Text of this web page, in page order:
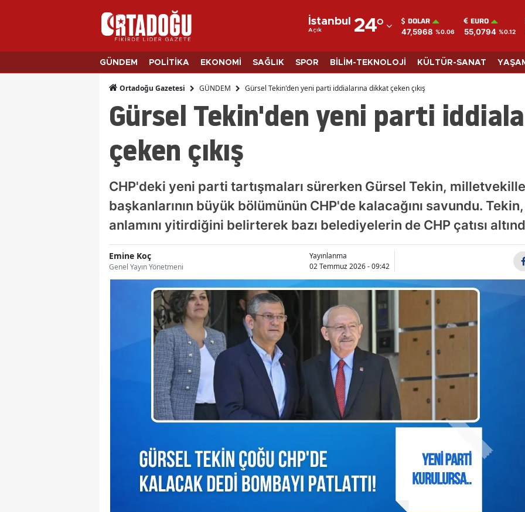
İstanbul
Açık 24°
Adana
Adıyaman
Afyonkarahisar
Amasya
Antalya
Artvin
Aydın
Balıkesir
Bitlis
Bolu
Burdur
Bursa
Çanakkale
Çorum
Denizli
DOLAR
47,5968 %0.06
EURO
55,0794 %0.12
GÜNDEM POLİTİKA EKONOMİ SAĞLIK SPOR BİLİM-TEKNOLOJİ KÜLTÜR-SANAT
Ortadoğu Gazetesi GÜNDEM Gürsel Tekin'den yeni parti iddialarına dikkat çeken çıkış
Gürsel Tekin'den yeni parti
çeken çıkış
CHP'deki yeni parti tartışmaları sürerken Gürsel Tekin,
başkanlarının büyük bölümünün CHP'de kalacağını savundu.
anlamını yitirdiğini belirterek bazı belediyelerin de CHP çatısı
Emine Koç
Genel Yayın Yönetmeni
Yayınlanma
02 Temmuz 2026 - 09:42
ÖZYES sınav giriş
belgesi nasıl alınır,
giriş yerleri açıkla...
Türk
Google
DeepMind'da
kıdemli...